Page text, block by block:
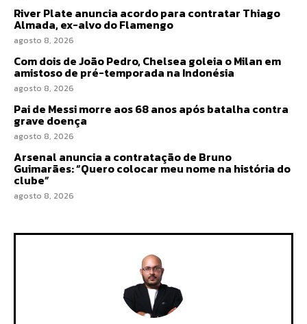
River Plate anuncia acordo para contratar Thiago
Almada, ex-alvo do Flamengo
agosto 8, 2026
Com dois de João Pedro, Chelsea goleia o Milan em
amistoso de pré-temporada na Indonésia
agosto 8, 2026
Pai de Messi morre aos 68 anos após batalha contra
grave doença
agosto 8, 2026
Arsenal anuncia a contratação de Bruno
Guimarães: “Quero colocar meu nome na história do
clube”
agosto 8, 2026